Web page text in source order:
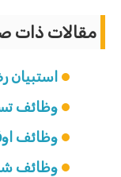
مقالات ذات
استبيان
وظائف
وظائف
وظائف